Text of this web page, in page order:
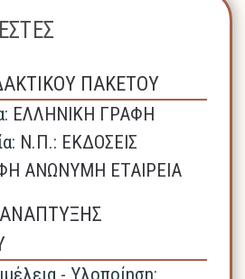
ΠΑΚΕΤΟΥ
ΕΛΛΗΝΙΚΗ ΓΡΑΦΗ
N.Π.: ΕΚΔΟΣΕΙΣ
ΑΝΩΝΥΜΗ ΕΤΑΙΡΕΙΑ
- Υλοποίηση: